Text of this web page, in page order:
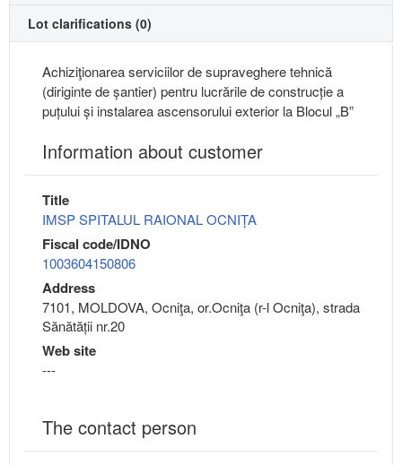
Lot clarifications (0)
Achiziţionarea serviciilor de supraveghere tehnică
(diriginte de șantier) pentru lucrările de construcție a
puțului și instalarea ascensorului exterior la Blocul „B”
Information about customer
Title
IMSP SPITALUL RAIONAL OCNIȚA
Fiscal code/IDNO
1003604150806
Address
7101, MOLDOVA, Ocniţa, or.Ocniţa (r-l Ocniţa), strada
Sănătății nr.20
Web site
---
The contact person